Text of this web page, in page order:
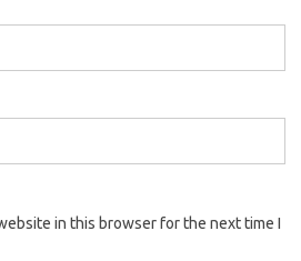
in this browser for the next time I